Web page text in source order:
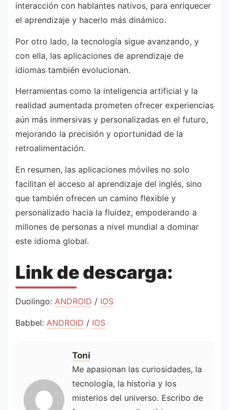
interacción con hablantes nativos, para enriquecer
el aprendizaje y hacerlo más dinámico.
Por otro lado, la tecnología sigue avanzando, y
con ella, las aplicaciones de aprendizaje de
idiomas también evolucionan.
Herramientas como la inteligencia artificial y la
realidad aumentada prometen ofrecer experiencias
aún más inmersivas y personalizadas en el futuro,
mejorando la precisión y oportunidad de la
retroalimentación.
En resumen, las aplicaciones móviles no solo
facilitan el acceso al aprendizaje del inglés, sino
que también ofrecen un camino flexible y
personalizado hacia la fluidez, empoderando a
millones de personas a nivel mundial a dominar
este idioma global.
Link de descarga:
Duolingo: ANDROID / IOS
Babbel: ANDROID / IOS
Toni
Me apasionan las curiosidades, la
tecnología, la historia y los
misterios del universo. Escribo de